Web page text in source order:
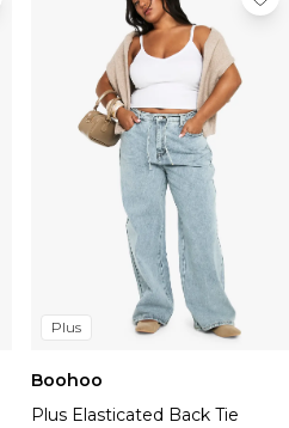
Plus
Boohoo
Plus Elasticated Back Tie